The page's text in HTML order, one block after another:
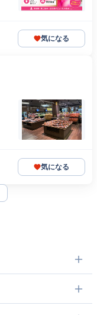
気になる
気になる